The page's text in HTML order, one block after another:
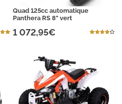
Quad 125cc automatique
Panthera RS 8" vert
1 072,95€